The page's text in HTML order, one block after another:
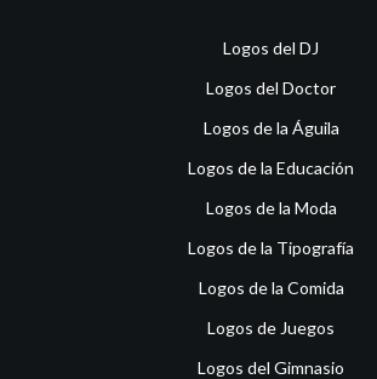
Logos del DJ
Logos del Doctor
Logos de la Águila
Logos de la Educación
Logos de la Moda
Logos de la Tipografía
Logos de la Comida
Logos de Juegos
Logos del Gimnasio